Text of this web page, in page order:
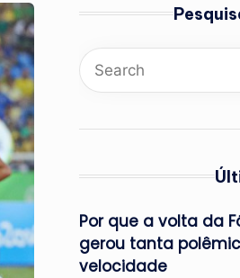
Por que a volta da
gerou tanta
velocidade